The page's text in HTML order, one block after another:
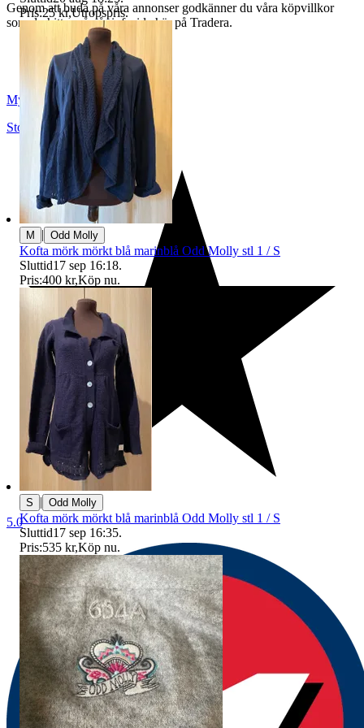
Genom att buda på våra annonser godkänner du våra köpvillkor
som du hittar på vår infosida här på Tradera.
Myrorna
Stockholm , Sverige
5.0
Pris:25 kr,Utropspris.
M | Odd Molly
Kofta mörk mörkt blå marinblå Odd Molly stl 1 / S
Sluttid17 sep 16:18.
Pris:400 kr,Köp nu.
S | Odd Molly
Kofta mörk mörkt blå marinblå Odd Molly stl 1 / S
Sluttid17 sep 16:35.
Pris:535 kr,Köp nu.